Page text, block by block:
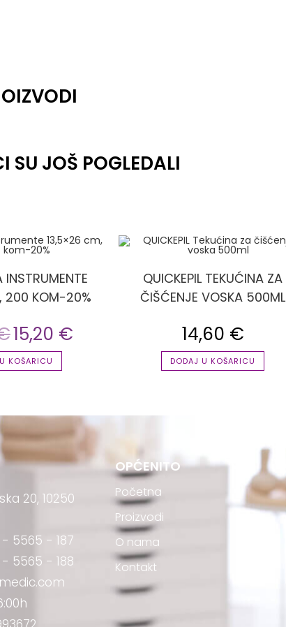
SU JOŠ POGLEDALI
INSTRUMENTE
200 KOM-20%
15,20 €
KOŠARICU
QUICKEPIL TEKUĆINA ZA
ČIŠĆENJE VOSKA 500ML
14,60 €
DODAJ U KOŠARICU
20, 10250
- 5565 - 187
- 5565 - 188
OPĆENITO
Početna
Proizvodi
O nama
Kontakt